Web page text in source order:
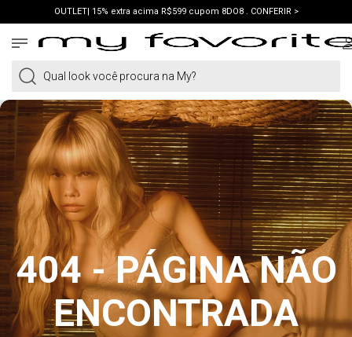
OUTLET| 15% extra acima R$599 cupom 8DO8 . CONFERIR >
PRIMEIRA COMPRA | ganhe 10% cupom WELCOME. VER LOOKS >
Qual look você procura na My?
404 - PÁGINA NÃO
ENCONTRADA